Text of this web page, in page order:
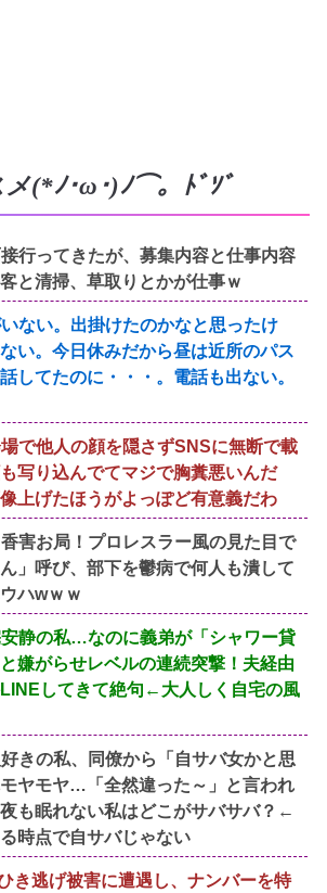
メ(*ﾉ･ω･)ﾉ⌒。ﾄﾞｿﾞ
行ってきたが、募集内容と仕事内容
と清掃、草取りとかが仕事ｗ
ない。出掛けたのかなと思ったけ
い。今日休みだから昼は近所のパス
してたのに・・・。電話も出ない。
で他人の顔を隠さずSNSに無断で載
写り込んでてマジで胸糞悪いんだ
上げたほうがよっぽど有意義だわ
害お局！プロレスラー風の見た目で
」呼び、部下を鬱病で何人も潰して
ハwｗｗ
静の私…なのに義弟が「シャワー貸
嫌がらせレベルの連続突撃！夫経由
してきて絶句←大人しく自宅の風
きの私、同僚から「自サバ女かと思
ヤモヤ…「全然違った～」と言われ
も眠れない私はどこがサバサバ？←
時点で自サバじゃない
き逃げ被害に遭遇し、ナンバーを特